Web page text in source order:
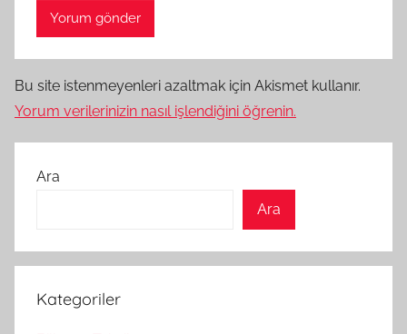
Bu site istenmeyenleri azaltmak için Akismet kullanır.
Yorum verilerinizin nasıl işlendiğini öğrenin.
Ara
Ara
Kategoriler